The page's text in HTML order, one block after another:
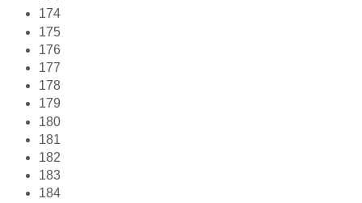
174
175
176
177
178
179
180
181
182
183
184